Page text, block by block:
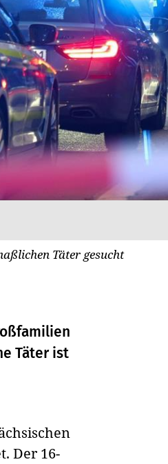
Täter gesucht
Täter ist
Der 16-